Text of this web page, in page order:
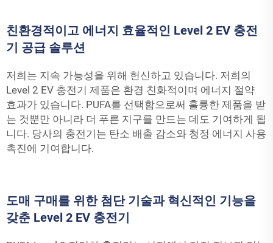
친환경적이고 에너지 효율적인 Level 2 EV 충전
기 공급 솔루션
저희는 지속 가능성을 위해 헌신하고 있습니다. 저희의
Level 2 EV 충전기 제품은 환경 친화적이며 에너지 절약
효과가 있습니다. PUFA를 선택함으로써 훌륭한 제품을 받
는 것뿐만 아니라 더 푸른 지구를 만드는 데도 기여하게 됩
니다. 당사의 충전기는 탄소 배출 감소와 청정 에너지 사용
촉진에 기여합니다.
도매 구매를 위한 첨단 기술과 혁신적인 기능을
갖춘 Level 2 EV 충전기